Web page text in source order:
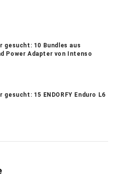
10 Bundles aus
Power Adapter von Intenso
15 ENDORFY Enduro L6